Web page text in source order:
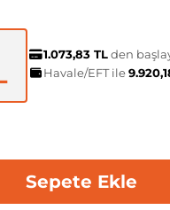
1.073,83 TLden
Havale/EFT ile
Sepete Ekle